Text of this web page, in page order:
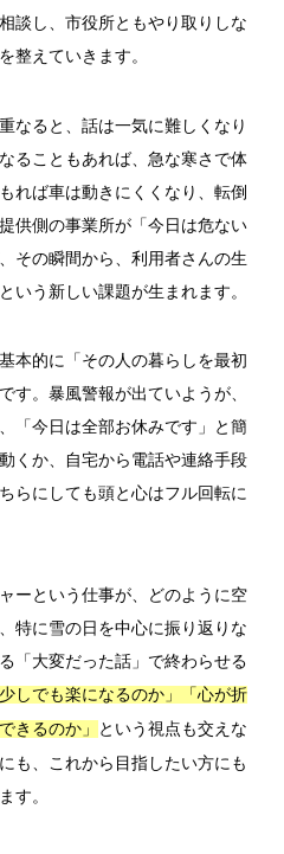
談し、市役所ともやり取りしな
整えていきます。
なると、話は一気に難しくなり
ることもあれば、急な寒さで体
れば車は動きにくくなり、転倒
供側の事業所が「今日は危ない
その瞬間から、利用者さんの生
いう新しい課題が生まれます。
本的に「その人の暮らしを最初
す。暴風警報が出ていようが、
「今日は全部お休みです」と簡
くか、自宅から電話や連絡手段
らにしても頭と心はフル回転に
ーという仕事が、どのように空
特に雪の日を中心に振り返りな
「大変だった話」で終わらせる
しでも楽になるのか」「心が折
きるのか」
という視点も交えな
も、これから目指したい方にも
す。